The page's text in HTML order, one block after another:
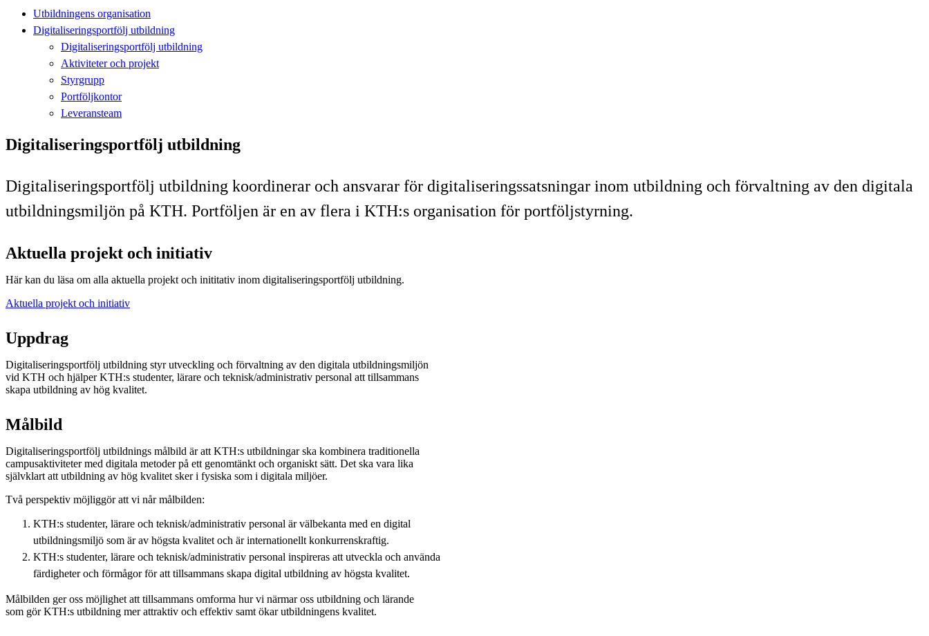
Utbildningens organisation
Digitaliseringsportfölj utbildning
Digitaliseringsportfölj utbildning
Aktiviteter och projekt
Styrgrupp
Portföljkontor
Leveransteam
Digitaliseringsportfölj utbildning
Digitaliseringsportfölj utbildning koordinerar och ansvarar för digitaliseringssatsningar inom utbildning och förvaltning av den digitala
utbildningsmiljön på KTH. Portföljen är en av flera i KTH:s organisation för portföljstyrning.
Aktuella projekt och initiativ
Här kan du läsa om alla aktuella projekt och inititativ inom digitaliseringsportfölj utbildning.
Aktuella projekt och initiativ
Uppdrag
Digitaliseringsportfölj utbildning styr utveckling och förvaltning av den digitala utbildningsmiljön
vid KTH och hjälper KTH:s studenter, lärare och teknisk/administrativ personal att tillsammans
skapa utbildning av hög kvalitet.
Målbild
Digitaliseringsportfölj utbildnings målbild är att KTH:s utbildningar ska kombinera traditionella
campusaktiviteter med digitala metoder på ett genomtänkt och organiskt sätt. Det ska vara lika
självklart att utbildning av hög kvalitet sker i fysiska som i digitala miljöer.
Två perspektiv möjliggör att vi når målbilden:
KTH:s studenter, lärare och teknisk/administrativ personal är välbekanta med en digital
utbildningsmiljö som är av högsta kvalitet och är internationellt konkurrenskraftig.
KTH:s studenter, lärare och teknisk/administrativ personal inspireras att utveckla och använda
färdigheter och förmågor för att tillsammans skapa digital utbildning av högsta kvalitet.
Målbilden ger oss möjlighet att tillsammans omforma hur vi närmar oss utbildning och lärande
som gör KTH:s utbildning mer attraktiv och effektiv samt ökar utbildningens kvalitet.